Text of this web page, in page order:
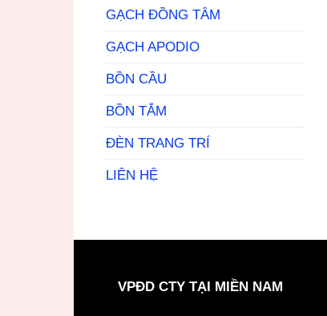
GẠCH ĐỒNG TÂM
GẠCH APODIO
BỒN CẦU
BỒN TẮM
ĐÈN TRANG TRÍ
LIÊN HỆ
VPĐD CTY TẠI MIỀN NAM